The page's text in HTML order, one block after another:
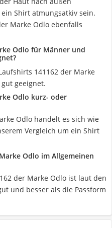
Shirt atmungsatkiv sein.
Marke Odlo ebenfalls
Odlo für Männer und
141162 der Marke
geeignet.
Odlo kurz- oder
Odlo handelt es sich wie
Vergleich um ein Shirt
Odlo im Allgemeinen
der Marke Odlo ist laut den
und besser als die Passform